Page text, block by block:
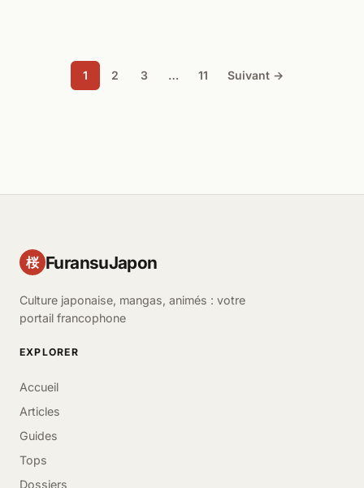
1 2 3 … 11 Suivant →
桜 FuransuJapon
Culture japonaise, mangas, animés : votre
portail francophone
EXPLORER
Accueil
Articles
Guides
Tops
Dossiers